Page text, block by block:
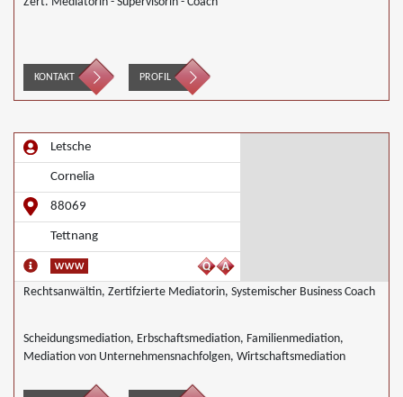
KONTAKT PROFIL
Letsche
Cornelia
88069
Tettnang
Rechtsanwältin, Zertifzierte Mediatorin, Systemischer Business Coach
Scheidungsmediation, Erbschaftsmediation, Familienmediation,
Mediation von Unternehmensnachfolgen, Wirtschaftsmediation